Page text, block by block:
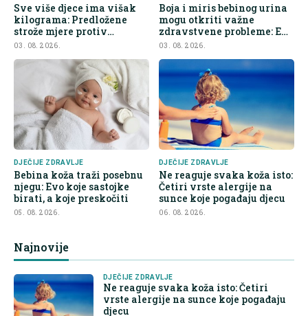
Sve više djece ima višak
kilograma: Predložene
strože mjere protiv
nezdrave hrane
03. 08. 2026.
Boja i miris bebinog urina
mogu otkriti važne
zdravstvene probleme: Evo
na šta roditelji trebaju obr
03. 08. 2026.
DJEČIJE ZDRAVLJE
Bebina koža traži posebnu
njegu: Evo koje sastojke
birati, a koje preskočiti
05. 08. 2026.
DJEČIJE ZDRAVLJE
Ne reaguje svaka koža isto:
Četiri vrste alergije na
sunce koje pogađaju djecu
06. 08. 2026.
Najnovije
DJEČIJE ZDRAVLJE
Ne reaguje svaka koža isto: Četiri
vrste alergije na sunce koje pogađaju
djecu